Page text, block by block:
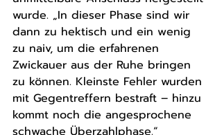
wurde. „In dieser Phase sind wir
dann zu hektisch und ein wenig
zu naiv, um die erfahrenen
Zwickauer aus der Ruhe bringen
zu können. Kleinste Fehler wurden
mit Gegentreffern bestraft – hinzu
kommt noch die angesprochene
schwache Überzahlphase.“